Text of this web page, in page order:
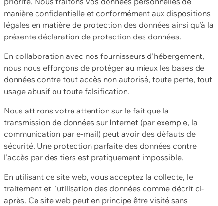
manière confidentielle et conformément aux dispositions
légales en matière de protection des données ainsi qu'à la
présente déclaration de protection des données.
En collaboration avec nos fournisseurs d'hébergement,
nous nous efforçons de protéger au mieux les bases de
données contre tout accès non autorisé, toute perte, tout
usage abusif ou toute falsification.
Nous attirons votre attention sur le fait que la
transmission de données sur Internet (par exemple, la
communication par e-mail) peut avoir des défauts de
sécurité. Une protection parfaite des données contre
l'accès par des tiers est pratiquement impossible.
En utilisant ce site web, vous acceptez la collecte, le
traitement et l'utilisation des données comme décrit ci-
après. Ce site web peut en principe être visité sans